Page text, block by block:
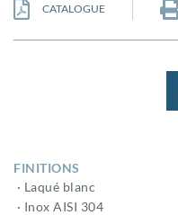
CATALOGUE
FINITIONS
· Laqué blanc
· Inox AISI 304